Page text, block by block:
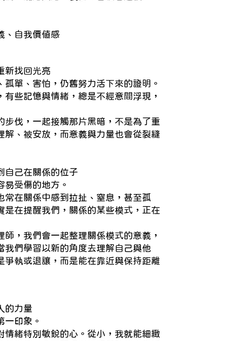
、自我價值感
新找回光亮
單、害怕，仍舊努力活下來的證明。
些記憶與情緒，總是不經意間浮現，
伐，一起接觸那片黑暗，不是為了重
解、被安放，而意義與力量也會從裂縫
自己在關係的位子
受傷的地方。
在關係中感到拉扯、窒息，甚至孤
是在提醒我們，關係的某些模式，正在
，我們會一起整理關係模式的意義，
我們學習以新的角度去理解自己與他
爭執或退讓，而是能在靠近與保持距離
的力量
印象。
緒特別敏銳的心。從小，我就能細緻